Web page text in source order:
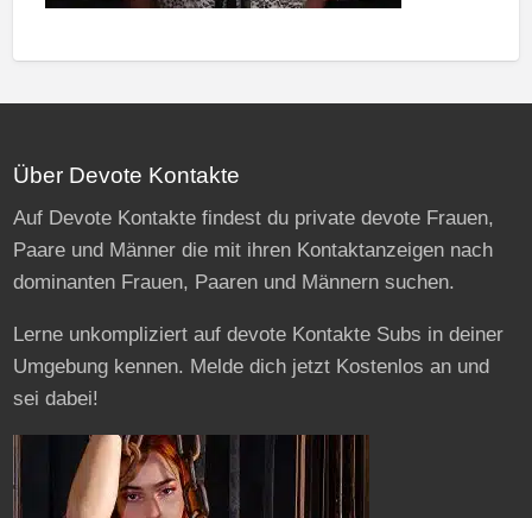
Über Devote Kontakte
Auf Devote Kontakte findest du private devote Frauen,
Paare und Männer die mit ihren Kontaktanzeigen nach
dominanten Frauen, Paaren und Männern suchen.
Lerne unkompliziert auf devote Kontakte Subs in deiner
Umgebung kennen. Melde dich jetzt Kostenlos an und
sei dabei!